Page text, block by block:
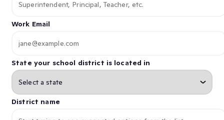
Work Email
State your school district is located in
District name